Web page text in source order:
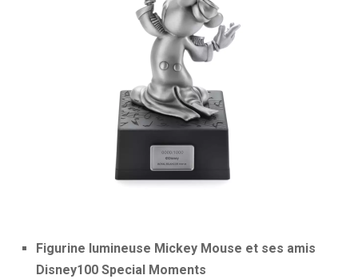
Figurine lumineuse Mickey Mouse et ses amis
Disney100 Special Moments